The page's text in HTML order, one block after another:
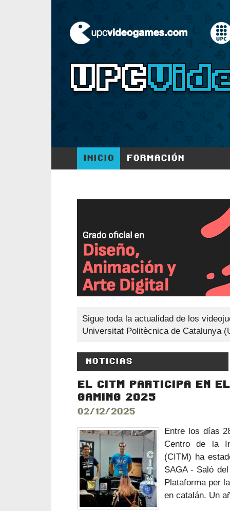
INICIO FORMACIÓN
Sigue toda la actualidad de los
Universitat Politècnica de Catalunya
NOTICIAS
EL CITM PARTICIPA EN
GAMING 2025
02/12/2025
Entre los días
Centro de la
(CITM) ha
SAGA - Saló
Plataforma per
en catalán. Un